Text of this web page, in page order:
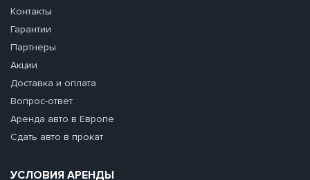
Контакты
Гарантии
Партнеры
Акции
Доставка и оплата
Вопрос-ответ
Аренда авто в Европе
Сдать авто в прокат
УСЛОВИЯ АРЕНДЫ